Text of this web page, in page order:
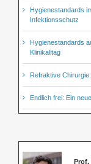
Hygienestandards
Infektionsschutz
Hygienestandards
Klinikalltag
Refraktive
Endlich frei: Ein
Prof.